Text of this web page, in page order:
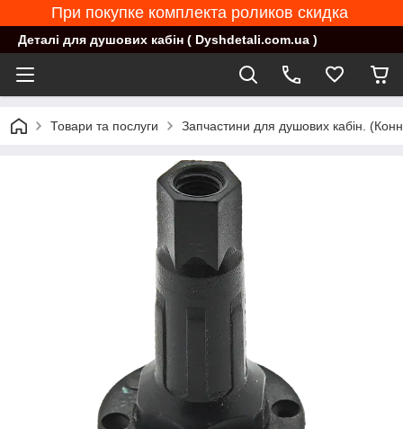
При покупке комплекта роликов скидка
Деталі для душових кабін ( Dyshdetali.com.ua )
Товари та послуги Запчастини для душових кабін.